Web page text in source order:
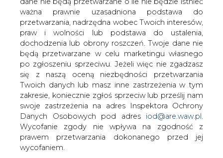
ważna prawnie uzasadniona podstawa do
przetwarzania, nadrzędna wobec Twoich interesów,
praw i wolności lub podstawa do ustalenia,
dochodzenia lub obrony roszczeń. Twoje dane nie
będą przetwarzane w celu marketingu własnego
po zgłoszeniu sprzeciwu. Jeżeli więc nie zgadzasz
się z naszą oceną niezbędności przetwarzania
Twoich danych lub masz inne zastrzeżenia w tym
zakresie, koniecznie zgłoś sprzeciw lub prześlij nam
swoje zastrzeżenia na adres Inspektora Ochrony
Danych Osobowych pod adres iod@are.waw.pl
Wycofanie zgody nie wpływa na zgodność z
prawem przetwarzania dokonanego przed jej
wycofaniem.
O kilka miesięcy opóźni się pierwszy transport
sprężonego gazu LNG (odbędzie się w pierwszym
półroczu 2008 r., zamiast pod koniec 2007 r.). Koncern
zakłada, że w 2005 roku wyda na całą działalność 15 mld
dolarów. Jego akcjonariusze otrzymają też 15 mld
dolarów zwrotu w postaci dywidendy i skupu akcji.
Gazprom uznał, że wartość udziałów Shella w Sachalinie-2
należy obniżyć z powodu opóźnienia eksploatacji i
zwiększenia nakładów. Wcześniej zgodził się zamienić 50
proc. udziałów w złożu Zapoliarnoje na 25 proc. udziałów
w Sachalinie-2.
#Gazownictwo #świat